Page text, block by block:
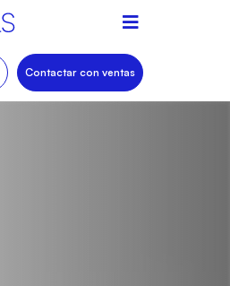
Contactar con ventas